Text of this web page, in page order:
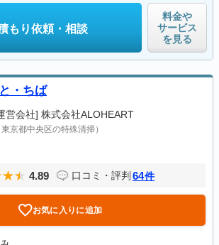
もり依頼・相談
料金や
サービス
を見る
・ちば
営会社] 株式会社ALOHEART
東京都中央区の特殊清掃）
4.89 口コミ・評判 64件
お気に入りに追加